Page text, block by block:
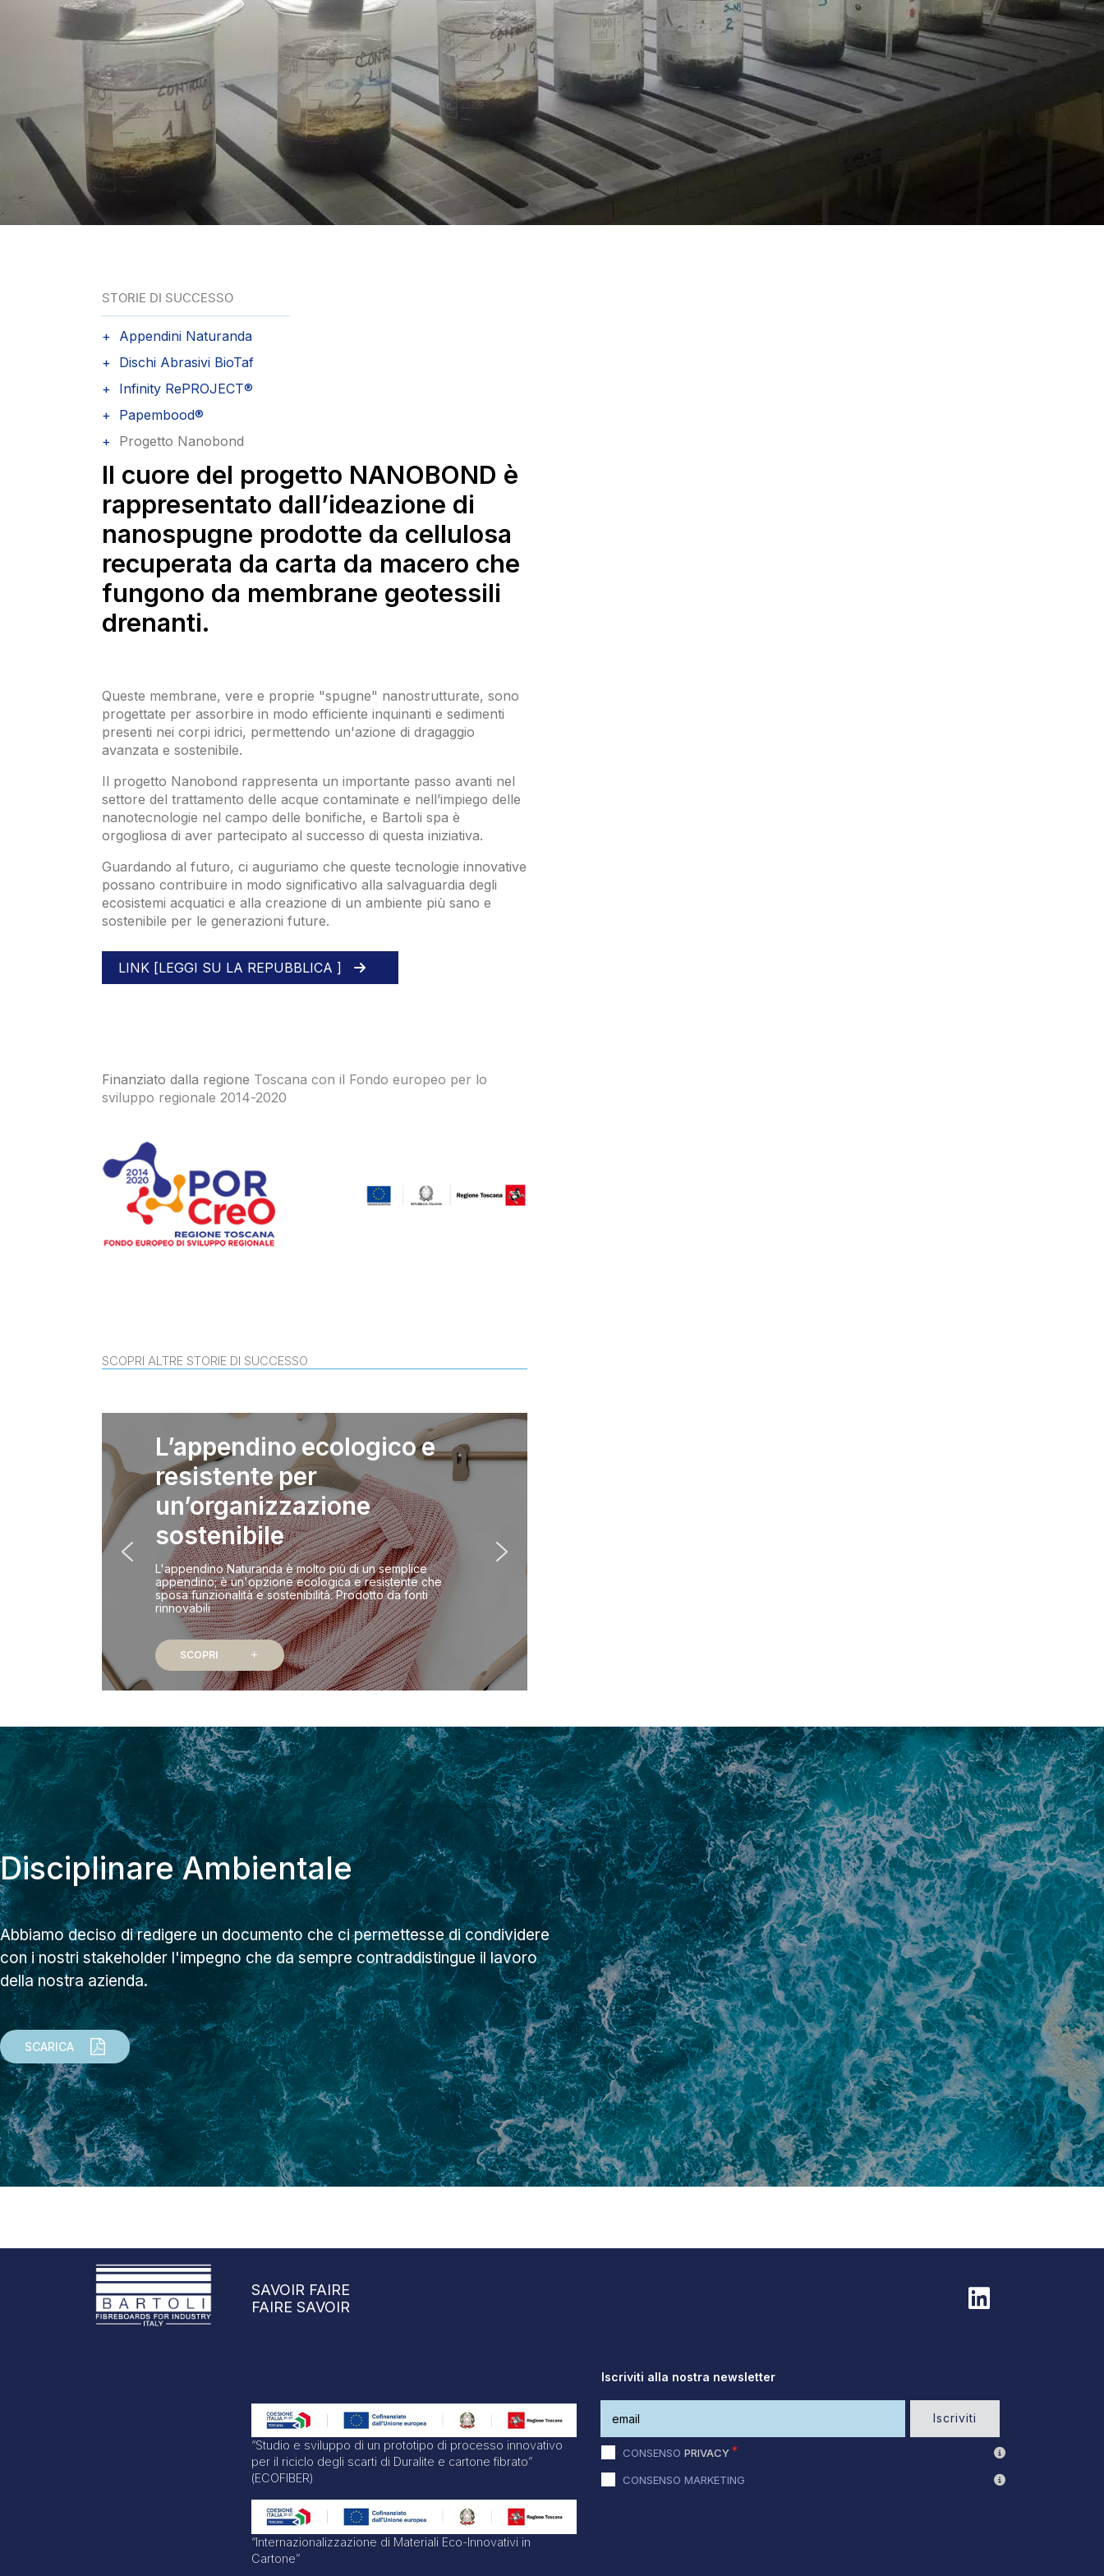
STORIE DI SUCCESSO
Appendini Naturanda
Dischi Abrasivi BioTaf
Infinity RePROJECT®
Papembood®
Progetto Nanobond
Il cuore del progetto NANOBOND è
rappresentato dall’ideazione di
nanospugne prodotte da cellulosa
recuperata da carta da macero che
fungono da membrane geotessili
drenanti.
Queste membrane, vere e proprie "spugne" nanostrutturate, sono
progettate per assorbire in modo efficiente inquinanti e sedimenti
presenti nei corpi idrici, permettendo un'azione di dragaggio
avanzata e sostenibile.
Il progetto Nanobond rappresenta un importante passo avanti nel
settore del trattamento delle acque contaminate e nell’impiego delle
nanotecnologie nel campo delle bonifiche, e Bartoli spa è
orgogliosa di aver partecipato al successo di questa iniziativa.
Guardando al futuro, ci auguriamo che queste tecnologie innovative
possano contribuire in modo significativo alla salvaguardia degli
ecosistemi acquatici e alla creazione di un ambiente più sano e
sostenibile per le generazioni future.
LINK [LEGGI SU LA REPUBBLICA ]
Finanziato dalla regione Toscana con il Fondo europeo per lo
sviluppo regionale 2014-2020
SCOPRI ALTRE STORIE DI SUCCESSO
L’appendino ecologico e
resistente per
un’organizzazione
sostenibile
L'appendino Naturanda è molto più di un semplice
appendino; è un'opzione ecologica e resistente che
sposa funzionalità e sostenibilità. Prodotto da fonti
rinnovabili
SCOPRI add
Disciplinare Ambientale
Abbiamo deciso di redigere un documento che ci permettesse di condividere
con i nostri stakeholder l'impegno che da sempre contraddistingue il lavoro
della nostra azienda.
SCARICA
SAVOIR FAIRE
FAIRE SAVOIR
“Studio e sviluppo di un prototipo di processo innovativo
per il riciclo degli scarti di Duralite e cartone fibrato”
(ECOFIBER)
“Internazionalizzazione di Materiali Eco-Innovativi in
Cartone”
Iscriviti alla nostra newsletter
Iscriviti
CONSENSO PRIVACY
CONSENSO MARKETING